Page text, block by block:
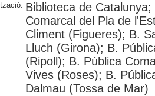
Biblioteca de
Comarcal del Pla de
Climent (Figueres); B.
Lluch (Girona); B.
(Ripoll); B. Pública
Vives (Roses); B.
Dalmau (Tossa de Mar)